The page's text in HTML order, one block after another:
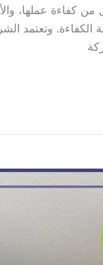
من كفاءة عملها،
الكفاءة. وتعتمد